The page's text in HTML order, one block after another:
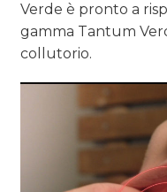
Verde è pronto a
gamma Tantum
collutorio.